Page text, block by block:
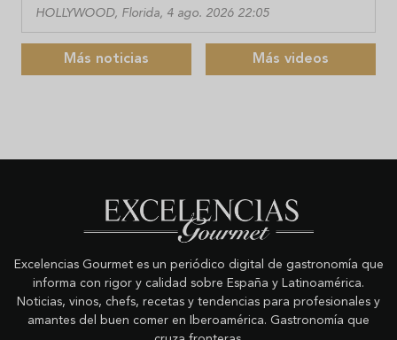
HOLLYWOOD, Florida, 4 ago. 2026 22:05
Más noticias Más videos
Excelencias Gourmet es un periódico digital de gastronomía que
informa con rigor y calidad sobre España y Latinoamérica.
Noticias, vinos, chefs, recetas y tendencias para profesionales y
amantes del buen comer en Iberoamérica. Gastronomía que